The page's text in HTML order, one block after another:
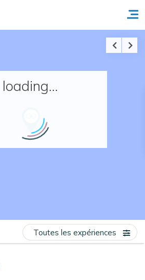
en France
loading...
Toutes les expériences